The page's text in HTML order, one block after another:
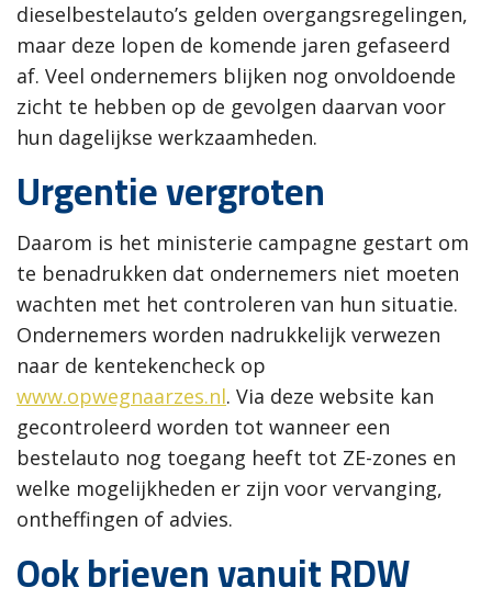
dieselbestelauto’s gelden overgangsregelingen,
maar deze lopen de komende jaren gefaseerd
af. Veel ondernemers blijken nog onvoldoende
zicht te hebben op de gevolgen daarvan voor
hun dagelijkse werkzaamheden.
Urgentie vergroten
Daarom is het ministerie campagne gestart om
te benadrukken dat ondernemers niet moeten
wachten met het controleren van hun situatie.
Ondernemers worden nadrukkelijk verwezen
naar de kentekencheck op
www.opwegnaarzes.nl. Via deze website kan
gecontroleerd worden tot wanneer een
bestelauto nog toegang heeft tot ZE-zones en
welke mogelijkheden er zijn voor vervanging,
ontheffingen of advies.
Ook brieven vanuit RDW